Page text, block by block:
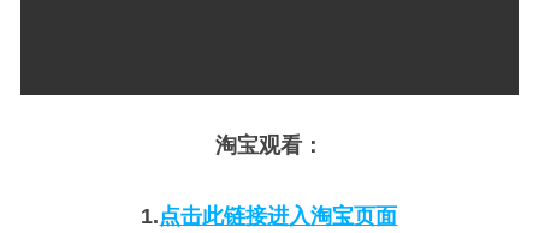
淘宝观看：
1.点击此链接进入淘宝页面